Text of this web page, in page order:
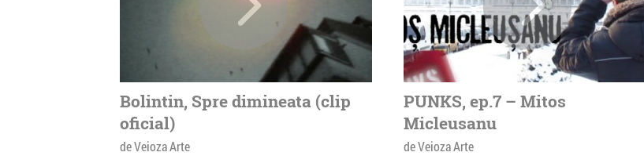
Bolintin, Spre dimineata (clip
oficial)
de Veioza Arte
PUNKS, ep.7 – Mitos
Micleusanu
de Veioza Arte